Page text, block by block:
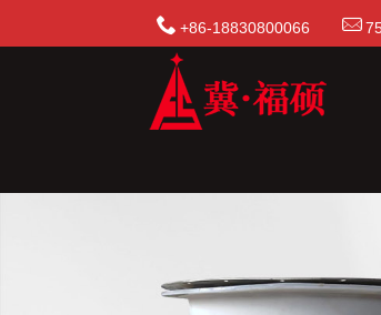
+86-18830800066